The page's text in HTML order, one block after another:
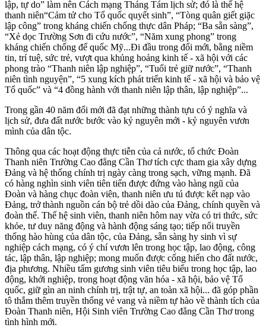
lập, tự do” làm nên Cách mạng Tháng Tám lịch sử; đó là thế hệ
thanh niên“Cảm tử cho Tổ quốc quyết sinh”, “Tòng quân giết giặc
lập công” trong kháng chiến chống thực dân Pháp; “Ba sẵn sàng”,
“Xẻ dọc Trường Sơn đi cứu nước”, “Năm xung phong” trong
kháng chiến chống đế quốc Mỹ...Đi đầu trong đổi mới, bằng niềm
tin, trí tuệ, sức trẻ, vượt qua khủng hoảng kinh tế - xã hội với các
phong trào “Thanh niên lập nghiệp”, “Tuổi trẻ giữ nước”, “Thanh
niên tình nguyện”, “5 xung kích phát triển kinh tế - xã hội và bảo vệ
Tổ quốc” và “4 đồng hành với thanh niên lập thân, lập nghiệp”...
Trong gần 40 năm đổi mới đã đạt những thành tựu có ý nghĩa và
lịch sử, đưa đất nước bước vào kỷ nguyên mới - kỷ nguyên vươn
mình của dân tộc.
Thông qua các hoạt động thực tiễn của cả nước, tổ chức Đoàn
Thanh niên Trường Cao đẳng Cần Thơ tích cực tham gia xây dựng
Đảng và hệ thống chính trị ngày càng trong sạch, vững mạnh. Đã
có hàng nghìn sinh viên tiên tiến được đứng vào hàng ngũ của
Đoàn và hàng chục đoàn viên, thanh niên ưu tú được kết nạp vào
Đảng, trở thành nguồn cán bộ trẻ dồi dào của Đảng, chính quyền và
đoàn thể. Thế hệ sinh viên, thanh niên hôm nay vừa có tri thức, sức
khỏe, tư duy năng động và hành động sáng tạo; tiếp nối truyền
thống hào hùng của dân tộc, của Ðảng, sẵn sàng hy sinh vì sự
nghiệp cách mạng, có ý chí vươn lên trong học tập, lao động, công
tác, lập thân, lập nghiệp; mong muốn được cống hiến cho đất nước,
địa phương. Nhiều tấm gương sinh viên tiêu biểu trong học tập, lao
động, khởi nghiệp, trong hoạt động văn hóa - xã hội, bảo vệ Tổ
quốc, giữ gìn an ninh chính trị, trật tự, an toàn xã hội... đã góp phần
tô thắm thêm truyền thống vẻ vang và niềm tự hào về thành tích của
Đoàn Thanh niên, Hội Sinh viên Trường Cao đẳng Cần Thơ trong
tình hình mới.